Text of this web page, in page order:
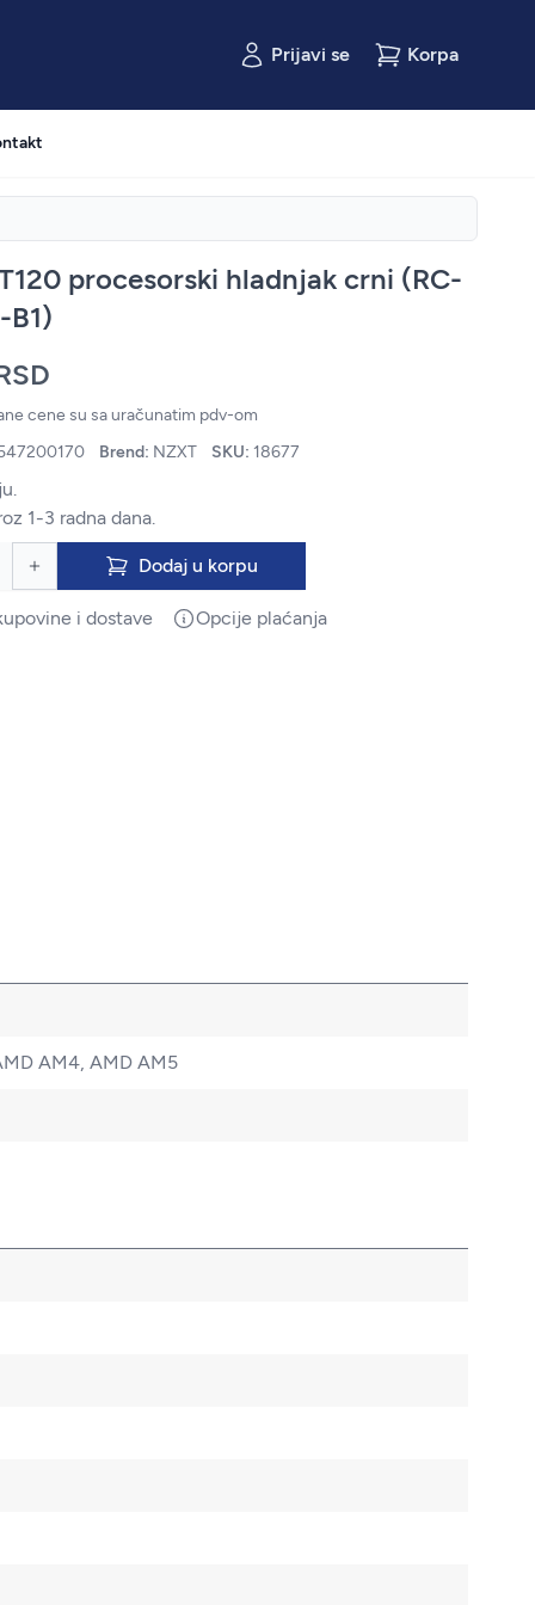
Prijavi se Korpa
procesorski hladnjak crni (RC-
B1)
cene su sa uračunatim pdv-om
Brend: NZXT SKU: 18677
1-3 radna dana.
Dodaj u korpu
i dostave Opcije plaćanja
AM4, AMD AM5